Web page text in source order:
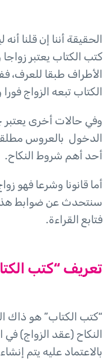
الحقيقة أننا إن قلنا
كتب الكتاب يعتبر
الأطراف طبقا للعرف،
الكتاب تبعه الزواج
وفي حالات أخرى يعتبر
الدخول بالعروس
أحد أهم شروط النكاح.
أما قانونا وشرعا فهو
سنتحدث عن ضوابط هذه
فتابع القراءة.
تعريف “كتب
“كتب الكتاب” هو ذاك
النكاح (عقد الزواج)
بالاعتماد عليه يتم